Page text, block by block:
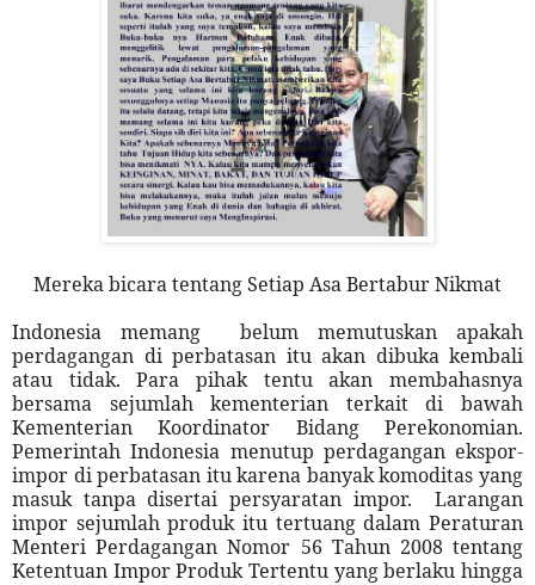
Mereka bicara tentang Setiap Asa Bertabur Nikmat
Indonesia memang
belum memutuskan apakah
perdagangan di perbatasan itu akan dibuka kembali
atau tidak. Para pihak tentu akan membahasnya
bersama sejumlah kementerian terkait di bawah
Kementerian Koordinator Bidang Perekonomian.
Pemerintah Indonesia menutup perdagangan ekspor-
impor di perbatasan itu karena banyak komoditas yang
masuk tanpa disertai persyaratan impor.
Larangan
impor sejumlah produk itu tertuang dalam Peraturan
Menteri Perdagangan Nomor 56 Tahun 2008 tentang
Ketentuan Impor Produk Tertentu yang berlaku hingga